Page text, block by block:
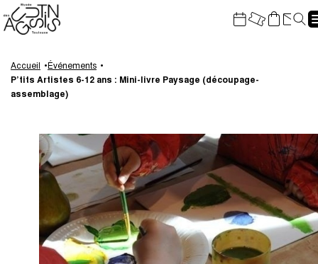
Gestion de vos préférences sur les cookies
au
contenu
principal
la
la
Accueil
Événements
P’tits Artistes 6-12 ans : Mini-livre Paysage (découpage-
assemblage)